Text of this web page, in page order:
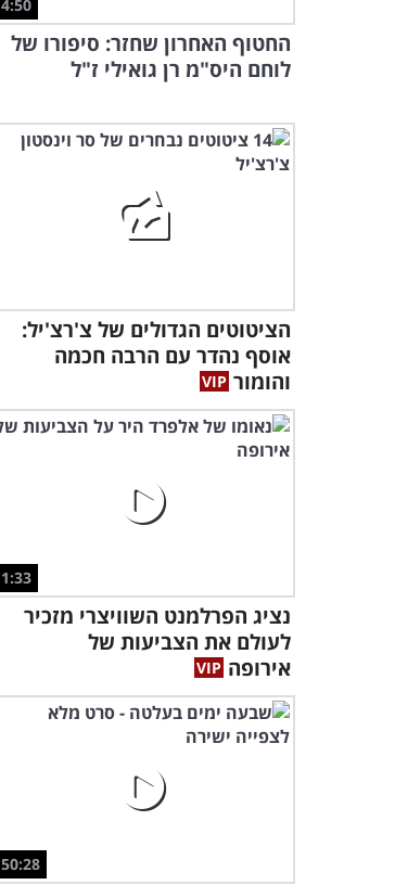
4:50
החטוף האחרון שחזר: סיפורו של
לוחם היס"מ רן גואילי ז"ל
הציטוטים הגדולים של צ'רצ'יל:
אוסף נהדר עם הרבה חכמה
והומור
1:33
נציג הפרלמנט השוויצרי מזכיר
לעולם את הצביעות של
אירופה
50:28